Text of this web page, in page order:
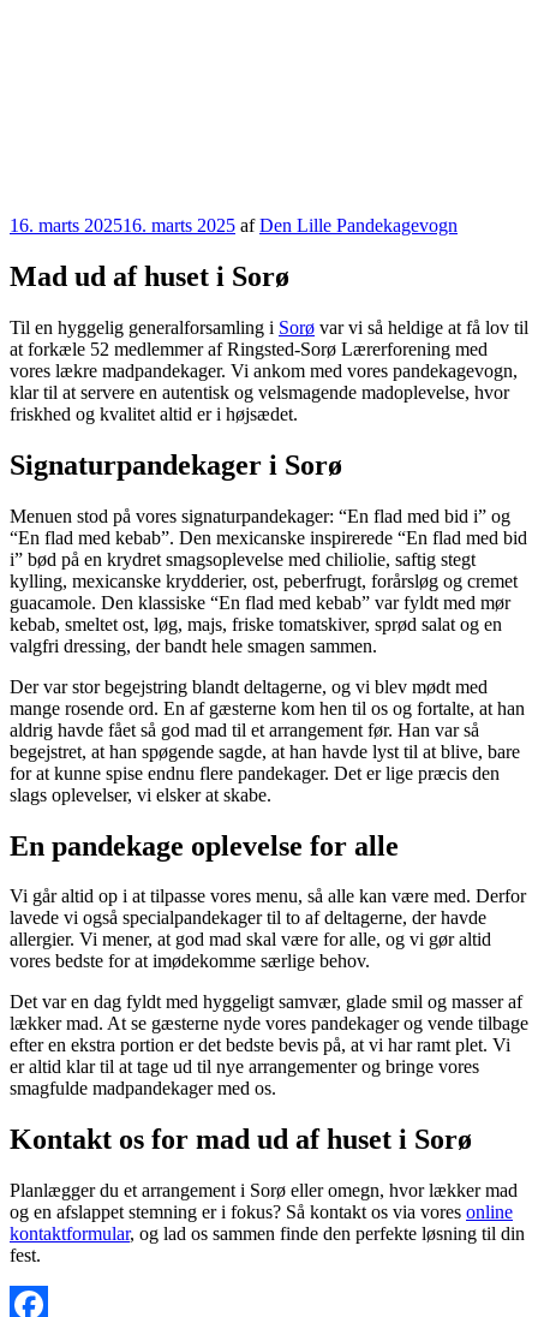
Udgivet
16. marts 202516. marts 2025 afDen Lille Pandekagevogn
Mad ud af huset i Sorø
Til en hyggelig generalforsamling i Sorø var vi så heldige at få lov til
at forkæle 52 medlemmer af Ringsted-Sorø Lærerforening med
vores lækre madpandekager. Vi ankom med vores pandekagevogn,
klar til at servere en autentisk og velsmagende madoplevelse, hvor
friskhed og kvalitet altid er i højsædet.
Signaturpandekager i Sorø
Menuen stod på vores signaturpandekager: “En flad med bid i” og
“En flad med kebab”. Den mexicanske inspirerede “En flad med bid
i” bød på en krydret smagsoplevelse med chiliolie, saftig stegt
kylling, mexicanske krydderier, ost, peberfrugt, forårsløg og cremet
guacamole. Den klassiske “En flad med kebab” var fyldt med mør
kebab, smeltet ost, løg, majs, friske tomatskiver, sprød salat og en
valgfri dressing, der bandt hele smagen sammen.
Der var stor begejstring blandt deltagerne, og vi blev mødt med
mange rosende ord. En af gæsterne kom hen til os og fortalte, at han
aldrig havde fået så god mad til et arrangement før. Han var så
begejstret, at han spøgende sagde, at han havde lyst til at blive, bare
for at kunne spise endnu flere pandekager. Det er lige præcis den
slags oplevelser, vi elsker at skabe.
En pandekage oplevelse for alle
Vi går altid op i at tilpasse vores menu, så alle kan være med. Derfor
lavede vi også specialpandekager til to af deltagerne, der havde
allergier. Vi mener, at god mad skal være for alle, og vi gør altid
vores bedste for at imødekomme særlige behov.
Det var en dag fyldt med hyggeligt samvær, glade smil og masser af
lækker mad. At se gæsterne nyde vores pandekager og vende tilbage
efter en ekstra portion er det bedste bevis på, at vi har ramt plet. Vi
er altid klar til at tage ud til nye arrangementer og bringe vores
smagfulde madpandekager med os.
Kontakt os for mad ud af huset i Sorø
Planlægger du et arrangement i Sorø eller omegn, hvor lækker mad
og en afslappet stemning er i fokus? Så kontakt os via vores online
kontaktformular, og lad os sammen finde den perfekte løsning til din
fest.